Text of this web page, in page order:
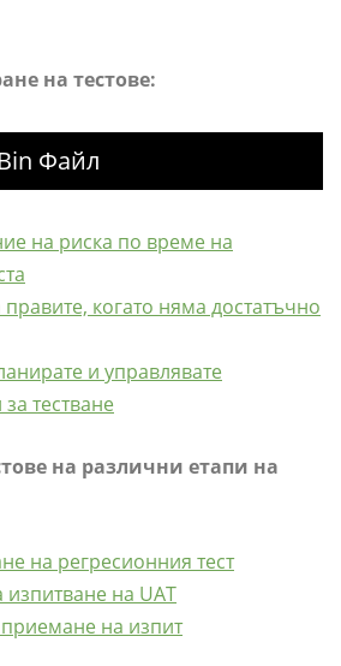
на тестове:
Файл
на риска по време на
правите, когато няма достатъчно
и управлявате
тестване
на различни етапи на
на регресионния тест
изпитване на UAT
на изпит